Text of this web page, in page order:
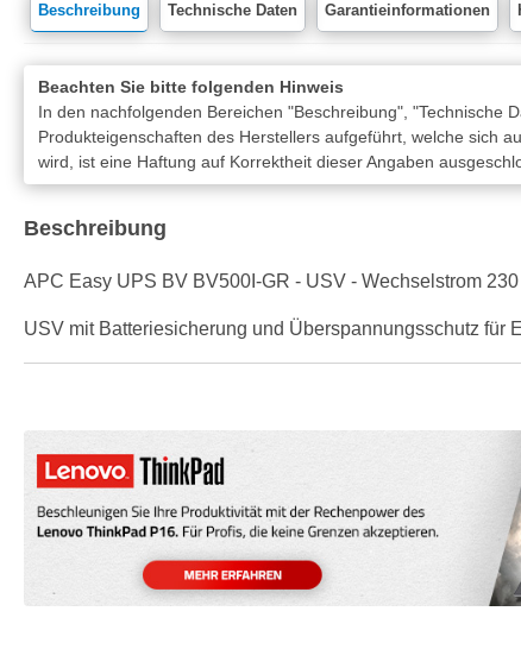
Beschreibung Technische Daten Garantieinformationen
Beachten Sie bitte folgenden Hinweis
In den nachfolgenden Bereichen "Beschreibung", "Technische
Produkteigenschaften des Herstellers aufgeführt, welche sich
wird, ist eine Haftung auf Korrektheit dieser Angaben
Beschreibung
APC Easy UPS BV BV500I-GR - USV - Wechselstrom
USV mit Batteriesicherung und Überspannungsschutz für